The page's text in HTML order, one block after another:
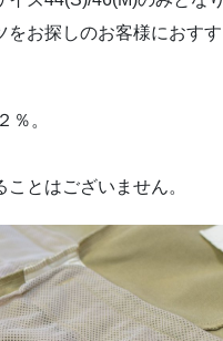
をお探しのお客様におすす
％。
とはございません。